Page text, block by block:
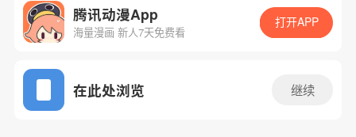
App免费看
下一话 腾漫App免费看
腾讯动漫App
海量漫画 新人7天免费看
打开APP
在此处浏览 继续